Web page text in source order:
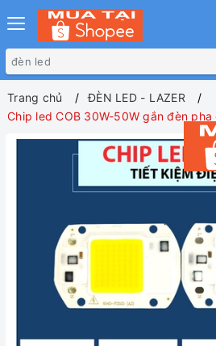
Trang chủ
ĐÈN LED - LAZER
Chip led COB 30W-50W gắn đèn pha